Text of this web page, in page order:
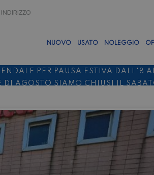
INDIRIZZO
NUOVO USATO NOLEGGIO
PER PAUSA ESTIVA DALL'8
DI AGOSTO SIAMO CHIUSI IL